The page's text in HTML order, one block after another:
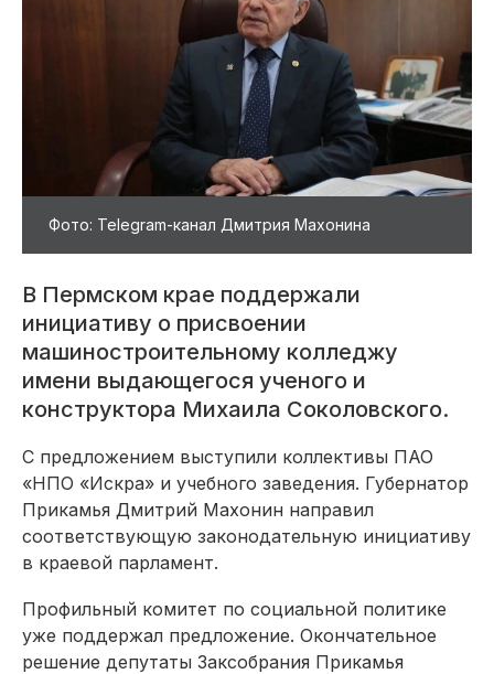
Фото: Telegram-канал Дмитрия Махонина
В Пермском крае поддержали
инициативу о присвоении
машиностроительному колледжу
имени выдающегося ученого и
конструктора Михаила Соколовского.
С предложением выступили коллективы ПАО
«НПО «Искра» и учебного заведения. Губернатор
Прикамья Дмитрий Махонин направил
соответствующую законодательную инициативу
в краевой парламент.
Профильный комитет по социальной политике
уже поддержал предложение. Окончательное
решение депутаты Заксобрания Прикамья